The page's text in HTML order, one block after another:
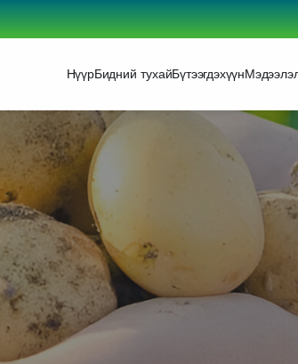
НүүрБидний тухайБүтээгдэхүүн